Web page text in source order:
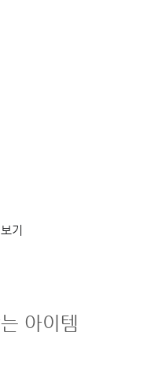
기
아이템